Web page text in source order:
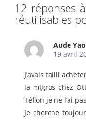
12 réponses
réutilisables
Aude
19 avril
J’avais failli
la migros chez
Téflon je ne l’ai
Je cherche